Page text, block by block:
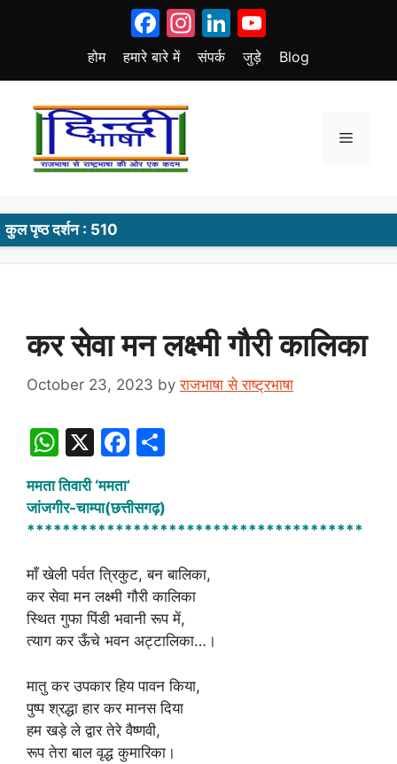
Facebook
Instagram
LinkedIn
होम हमारे बारे में संपर्क जुड़े Blog
Menu
कुल पृष्ठ दर्शन : 510
कर सेवा मन लक्ष्मी गौरी कालिका
October 23, 2023 byराजभाषा से राष्ट्रभाषा
W
h
at
s
p
p
X
F
c
e
o
o
k
e
ममता तिवारी ‘ममता’
जांजगीर-चाम्पा(छत्तीसगढ़)
**************************************
माँ खेली पर्वत त्रिकुट, बन बालिका,
कर सेवा मन लक्ष्मी गौरी कालिका
स्थित गुफा पिंडी भवानी रूप में,
त्याग कर ऊँचे भवन अट्टालिका…।
मातु कर उपकार हिय पावन किया,
पुष्प श्रद्धा हार कर मानस दिया
हम खड़े ले द्वार तेरे वैष्णवी,
रूप तेरा बाल वृद्ध कुमारिका।